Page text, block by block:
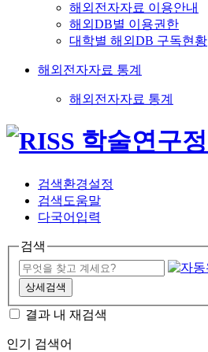
해외전자자료 이용안내
해외DB별 이용권한
대학별 해외DB 구독현황
해외전자자료 통계
해외전자자료 통계
검색환경설정
검색도움말
다국어입력
검색
상세검색
결과 내 재검색
인기 검색어